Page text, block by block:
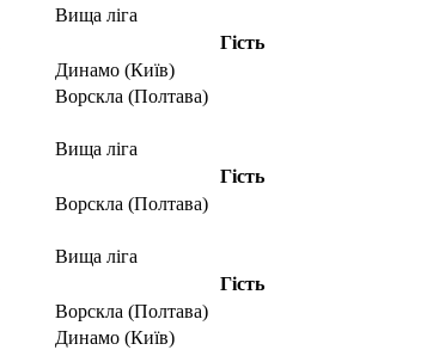
Вища ліга
Гість
Динамо (Київ)
Ворскла (Полтава)
Вища ліга
Гість
Ворскла (Полтава)
Вища ліга
Гість
Ворскла (Полтава)
Динамо (Київ)